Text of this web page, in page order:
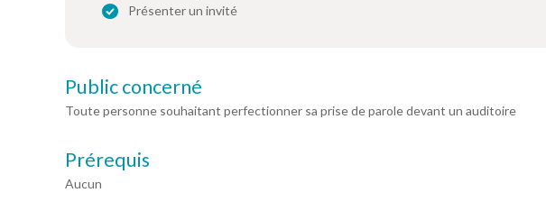
Présenter un invité
Public concerné
Toute personne souhaitant perfectionner sa prise de parole devant un auditoire
Prérequis
Aucun